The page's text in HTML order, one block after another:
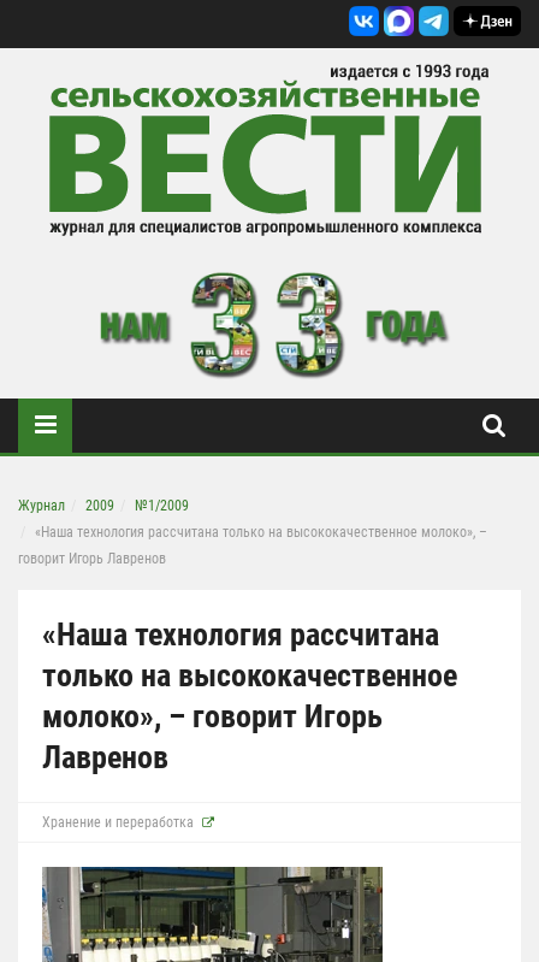
Журнал 2009
№1/2009
«Наша технология рассчитана только на высококачественное молоко», –
говорит Игорь Лавренов
«Наша технология рассчитана
только на высококачественное
молоко», – говорит Игорь
Лавренов
Хранение и переработка